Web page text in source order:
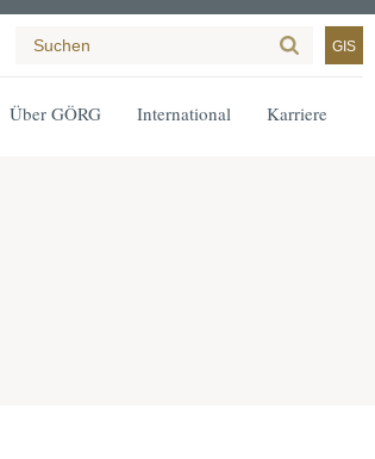
GIS
Über GÖRG International Karriere